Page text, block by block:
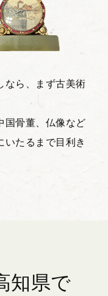
なら、まず古美術
国骨董、仏像など
いたるまで目利き
知県で